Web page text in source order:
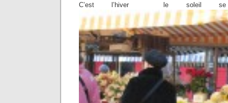
C’est l’hiver le soleil